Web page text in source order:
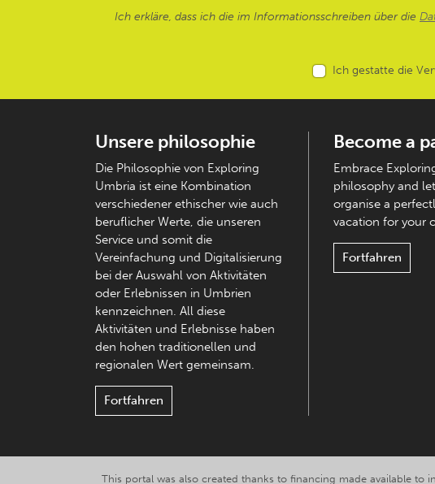
Ich erkläre, dass ich die im Informationsschreiben über die
Ich gestatte die
Unsere philosophie
Die Philosophie von Exploring
Umbria ist eine Kombination
verschiedener ethischer wie auch
beruflicher Werte, die unseren
Service und somit die
Vereinfachung und Digitalisierung
bei der Auswahl von Aktivitäten
oder Erlebnissen in Umbrien
kennzeichnen. All diese
Aktivitäten und Erlebnisse haben
den hohen traditionellen und
regionalen Wert gemeinsam.
Fortfahren
Become a
Embrace
philosophy and
organise a
vacation for your
Fortfahren
This portal was also created thanks to financing made available to